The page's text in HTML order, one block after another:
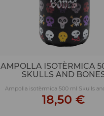
AMPOLLA ISOTÈRMICA
SKULLS AND
Ampolla isotèrmica 500 ml Skulls
18,50 €